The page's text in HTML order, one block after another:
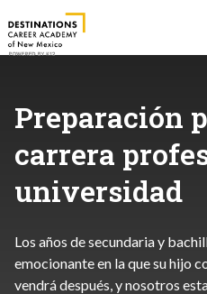
¡Ya está abierta la
2027!Descubre cómo
Preparación
carrera
universidad
Los años de secundaria y
emocionante en la que su hijo
vendrá después, y nosotros